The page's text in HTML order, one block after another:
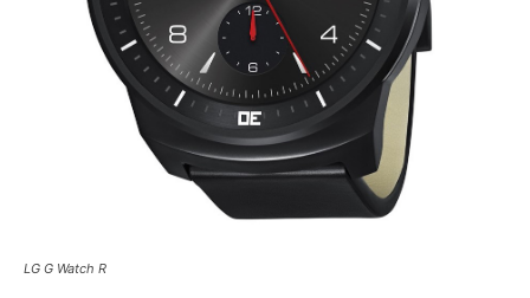
LG G Watch R